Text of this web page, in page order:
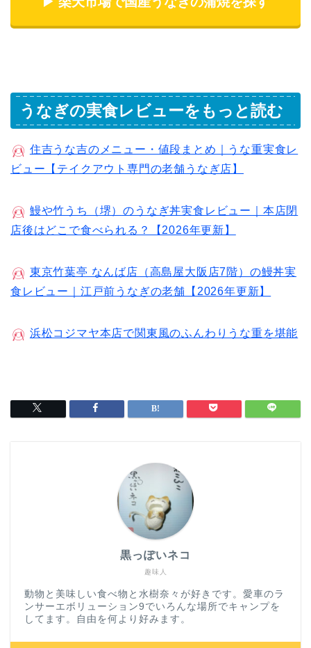
うなぎの実食レビューをもっと読む
住吉うな吉のメニュー・値段まとめ｜うな重実食レ
ビュー【テイクアウト専門の老舗うなぎ店】
鰻や竹うち（堺）のうなぎ丼実食レビュー｜本店閉
店後はどこで食べられる？【2026年更新】
東京竹葉亭 なんば店（高島屋大阪店7階）の鰻丼実
食レビュー｜江戸前うなぎの老舗【2026年更新】
浜松コジマヤ本店で関東風のふんわりうな重を堪能
趣味人
黒っぽいネコ
動物と美味しい食べ物と水樹奈々が好きです。愛車のラ
ンサーエボリューション9でいろんな場所でキャンプを
してます。自由を何より好みます。